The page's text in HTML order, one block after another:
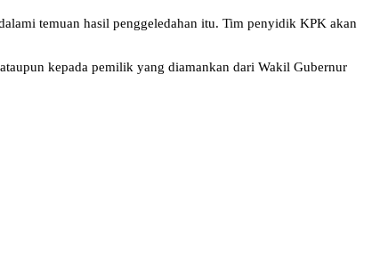
temuan hasil penggeledahan itu. Tim penyidik KPK akan
kepada pemilik yang diamankan dari Wakil Gubernur